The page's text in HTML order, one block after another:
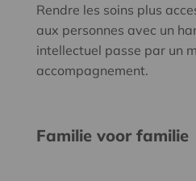
Rendre les soins plus
aux personnes avec un
intellectuel passe par un
accompagnement.
Familie voor familie